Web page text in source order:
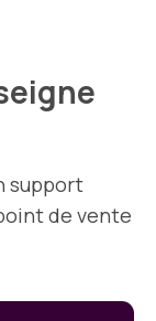
support
de vente